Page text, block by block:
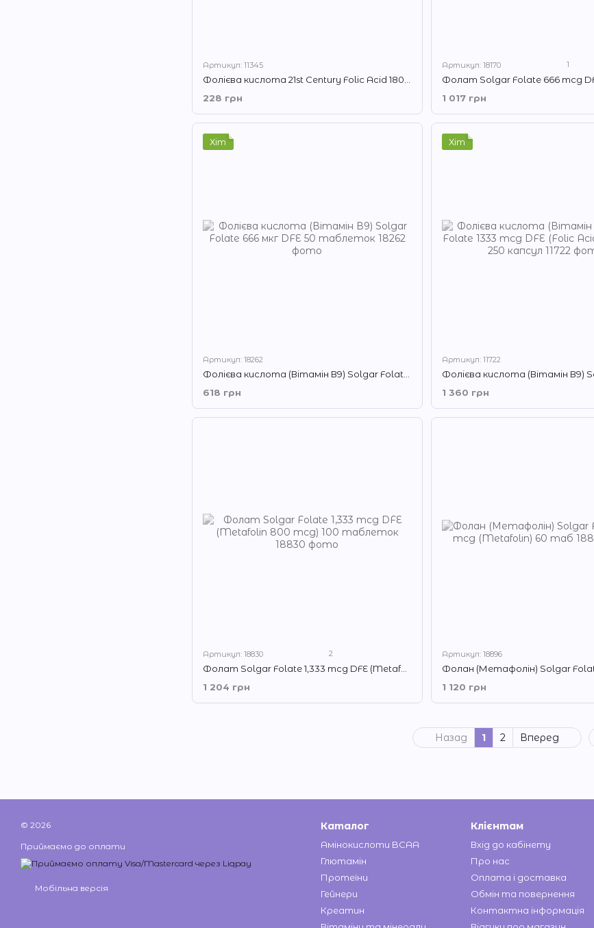
Артикул: 11345
Фолієва кислота 21st Century Folic Acid 180 таблеток
228 грн
Артикул: 18170 1
1 017 грн
Хіт
Артикул: 18262
618 грн
Хіт
Артикул: 11722
1 360 грн
Артикул: 18830 2
Фолат Solgar Folate 1,333 mcg DFE (Metafolin 800 mcg) 100 таблеток
1 204 грн
Артикул: 18896
1 120 грн
Назад 1 2 Вперед
© 2026
Приймаємо до оплати
Мобільна версія
Каталог
Амінокислоти BCAA
Глютамін
Протеїни
Гейнери
Креатин
Клієнтам
Вхід до кабінету
Про нас
Оплата і доставка
Обмін та повернення
Контактна інформація